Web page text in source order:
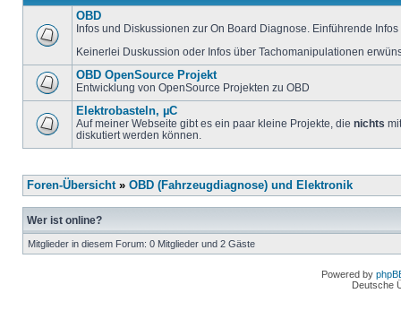
OBD
Infos und Diskussionen zur On Board Diagnose. Einführende
Keinerlei Duskussion oder Infos über Tachomanipulationen
OBD OpenSource Projekt
Entwicklung von OpenSource Projekten zu OBD
Elektrobasteln, µC
Auf meiner Webseite gibt es ein paar kleine Projekte, die nichts
diskutiert werden können.
Foren-Übersicht» OBD (Fahrzeugdiagnose) und Elektronik
Wer ist online?
Mitglieder in diesem Forum: 0 Mitglieder und 2 Gäste
Powered by
Deutsche